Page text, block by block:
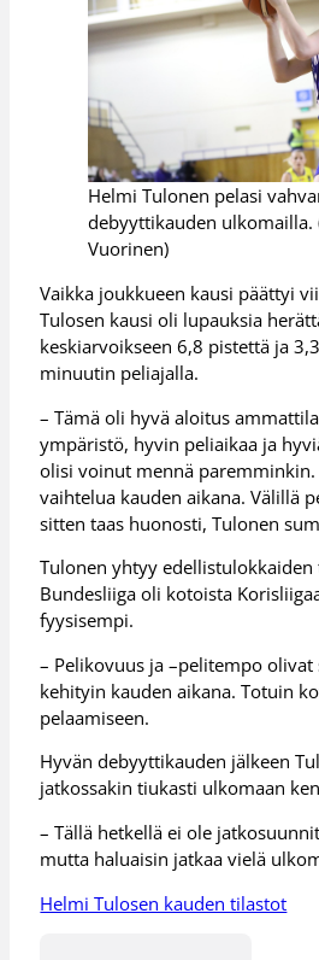
Helmi Tulonen pelasi
debyyttikauden ulkomailla.
Vuorinen)
Vaikka joukkueen kausi päättyi
Tulosen kausi oli lupauksia
keskiarvoikseen 6,8 pistettä ja
minuutin peliajalla.
– Tämä oli hyvä aloitus
ympäristö, hyvin peliaikaa ja
olisi voinut mennä
vaihtelua kauden aikana. Välillä
sitten taas huonosti, Tulonen
Tulonen yhtyy edellistulokkaiden
Bundesliiga oli kotoista
fyysisempi.
– Pelikovuus ja –pelitempo olivat
kehityin kauden aikana. Totuin
pelaamiseen.
Hyvän debyyttikauden jälkeen
jatkossakin tiukasti ulkomaan
– Tällä hetkellä ei ole
mutta haluaisin jatkaa vielä
Helmi Tulosen kauden tilastot